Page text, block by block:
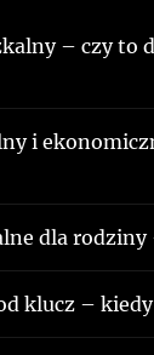
– czy to
i
dla rodziny
klucz –